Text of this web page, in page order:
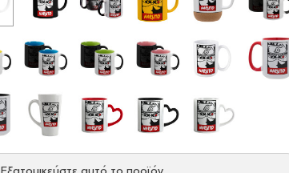
Εξατομικεύστε αυτό το προϊόν